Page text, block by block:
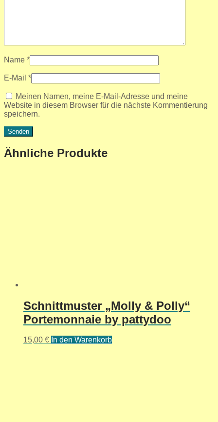
Name *
E-Mail *
Meinen Namen, meine E-Mail-Adresse und meine
Website in diesem Browser für die nächste Kommentierung
speichern.
Ähnliche Produkte
Schnittmuster „Molly & Polly“
Portemonnaie by pattydoo
15,00 € In den Warenkorb